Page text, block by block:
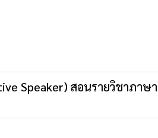
Speaker) สอนรายวิชาภาษ